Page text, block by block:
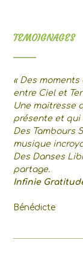
TEMOIGNAGES
« Des
entre Ciel et
Une maitresse
présente et qui
Des Tambours
musique
Des Danses
partage.
Infinie
Bénédicte